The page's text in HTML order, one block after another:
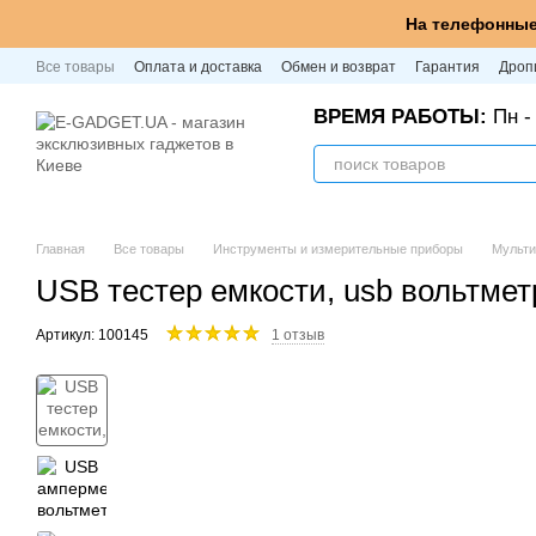
На
Все товары Оплата и доставка Обмен и возврат Гарантия
ВРЕМЯ РАБОТЫ: Пн -
Главная Все товары Инструменты и измерительные приборы
USB тестер емкости, usb
Артикул: 100145 1 отзыв